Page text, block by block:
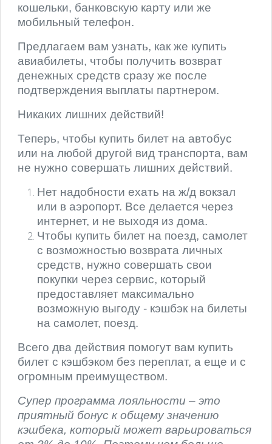
кошельки, банковскую карту или же
мобильный телефон.
Предлагаем вам узнать, как же купить
авиабилеты, чтобы получить возврат
денежных средств сразу же после
подтверждения выплаты партнером.
Никаких лишних действий!
Теперь, чтобы купить билет на автобус
или на любой другой вид транспорта, вам
не нужно совершать лишних действий.
Нет надобности ехать на ж/д вокзал
или в аэропорт. Все делается через
интернет, и не выходя из дома.
Чтобы купить билет на поезд, самолет
с возможностью возврата личных
средств, нужно совершать свои
покупки через сервис, который
предоставляет максимально
возможную выгоду - кэшбэк на билеты
на самолет, поезд.
Всего два действия помогут вам купить
билет с кэшбэком без переплат, а еще и с
огромным преимуществом.
Супер программа лояльности – это
приятный бонус к общему значению
кэшбека, который может варьироваться